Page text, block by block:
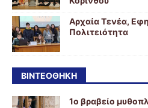
Αρχαία Τενέα,
Πολιτειότητα
ΒΙΝΤΕΟΘΉΚΗ
1ο βραβείο